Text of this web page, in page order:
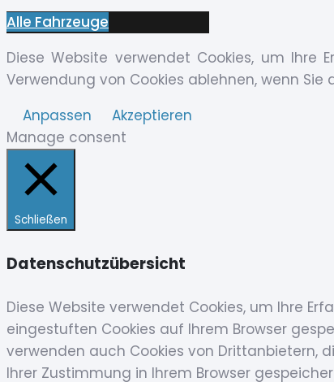
Alle Fahrzeuge
Diese Website verwendet Cookies, um Ihre
Verwendung von Cookies ablehnen, wenn Sie
Anpassen
Akzeptieren
Manage consent
Schließen
Datenschutzübersicht
Diese Website verwendet Cookies, um Ihre
eingestuften Cookies auf Ihrem Browser
verwenden auch Cookies von Drittanbietern,
Ihrer Zustimmung in Ihrem Browser